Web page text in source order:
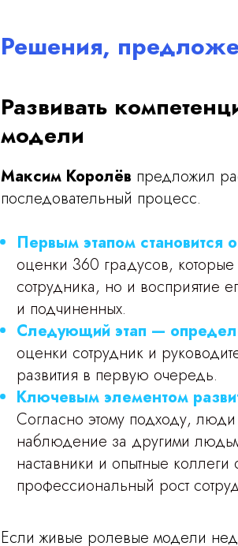
Решения,
Развивать
модели
Максим Королёв предложил
последовательный процесс.
Первым этапом становится
оценки 360 градусов,
сотрудника, но и восприятие
и подчиненных.
Следующий этап —
оценки сотрудник и
развития в первую очередь.
Ключевым элементом
Согласно этому подходу,
наблюдение за другими
наставники и опытные
профессиональный рост
Если живые ролевые модели